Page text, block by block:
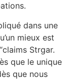
dans une
mieux est
Strgar.
que le unique
que nous